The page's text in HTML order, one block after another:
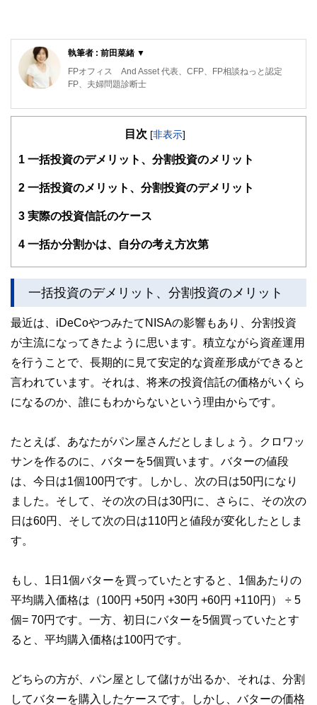
執筆者 : 前田菜緒 ▼
FPオフィス And Asset 代表、CFP、FP相談ねっと認定
FP、夫婦問題診断士
保険代理店勤務を経て独立。高齢出産夫婦が2人目を産み、
黒字になるようライフプラン設計を行っている。子どもが寝
書に「書けばわかる！わが家の家計にピッタリな子育て＆教
https://www.andasset.net/
目次 [非表示]
1 一括投資のデメリット、分割投資のメリット
2 一括投資のメリット、分割投資のデメリット
3 実際の投資信託のケース
4 一括か分割かは、自分の考え方次第
一括投資のデメリット、分割投資のメリット
最近は、iDeCoやつみたてNISAの影響もあり、分割投資
が主流になってきたように思います。積立ながら資産運用
を行うことで、長期的に見て安定的な資産形成ができると
言われています。それは、将来の投資信託の価格がいくら
になるのか、誰にもわからないという理由からです。
たとえば、あなたがパン屋さんだとしましょう。クロワッ
サンを作るのに、バターを5個買います。バターの値段
は、今日は1個100円です。しかし、次の日は50円になり
ました。そして、その次の日は30円に、さらに、その次の
日は60円、そして次の日は110円と値段が変化したとしま
す。
もし、1日1個バターを買っていたとすると、1個あたりの
平均購入価格は（100円 +50円 +30円 +60円 +110円） ÷ 5
個= 70円です。一方、初日にバターを5個買っていたとす
ると、平均購入価格は100円です。
どちらの方が、パン屋として儲けが出るか、それは、分割
してバターを購入したケースです。しかし、バターの価格